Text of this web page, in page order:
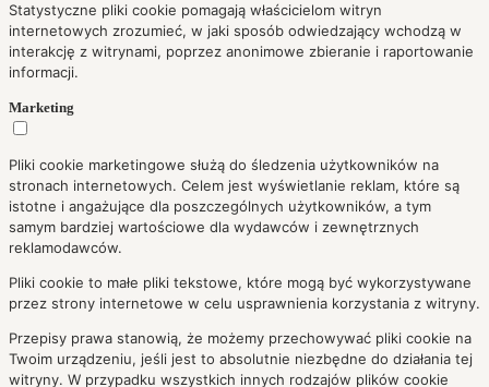
Statystyczne pliki cookie pomagają właścicielom witryn
internetowych zrozumieć, w jaki sposób odwiedzający wchodzą w
interakcję z witrynami, poprzez anonimowe zbieranie i raportowanie
informacji.
Marketing
Pliki cookie marketingowe służą do śledzenia użytkowników na
stronach internetowych. Celem jest wyświetlanie reklam, które są
istotne i angażujące dla poszczególnych użytkowników, a tym
samym bardziej wartościowe dla wydawców i zewnętrznych
reklamodawców.
Pliki cookie to małe pliki tekstowe, które mogą być wykorzystywane
przez strony internetowe w celu usprawnienia korzystania z witryny.
Przepisy prawa stanowią, że możemy przechowywać pliki cookie na
Twoim urządzeniu, jeśli jest to absolutnie niezbędne do działania tej
witryny. W przypadku wszystkich innych rodzajów plików cookie